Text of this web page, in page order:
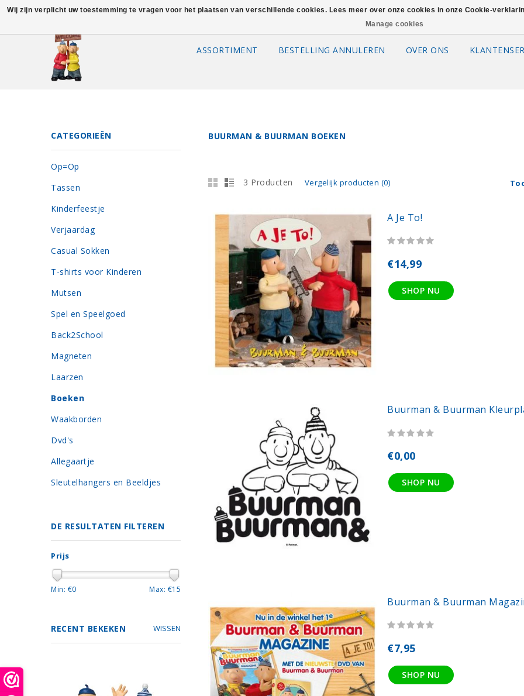
ASSORTIMENT BESTELLING ANNULEREN OVER ONS
BUURMAN & BUURMAN BOEKEN
3 Producten Vergelijk producten (0)
A Je To!
€14,99
SHOP NU
Buurman & Buurman
€0,00
SHOP NU
Buurman & Buurman
€7,95
SHOP NU
CATEGORIEËN
Op=Op
Tassen
Kinderfeestje
Verjaardag
Casual Sokken
T-shirts voor Kinderen
Mutsen
Spel en Speelgoed
Back2School
Magneten
Laarzen
Boeken
Waakborden
Dvd's
Allegaartje
Sleutelhangers en Beeldjes
DE RESULTATEN FILTEREN
Prijs
Min: €0 Max: €15
RECENT BEKEKEN WISSEN
Wij zijn verplicht uw toestemming te vragen voor het plaatsen van verschillende cookies. Lees meer over onze cookies in onze Cookie-
Manage cookies